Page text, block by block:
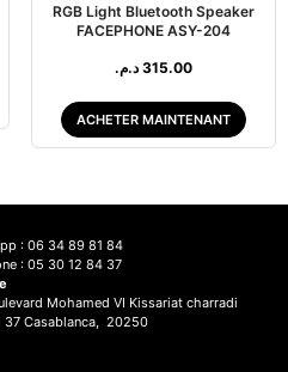
RGB Light Bluetooth Speaker
FACEPHONE ASY-204
315.00 د.م.
ACHETER MAINTENANT
: 06 34 89 81 84
: 05 30 12 84 37
Mohamed VI Kissariat charradi
37 Casablanca, 20250